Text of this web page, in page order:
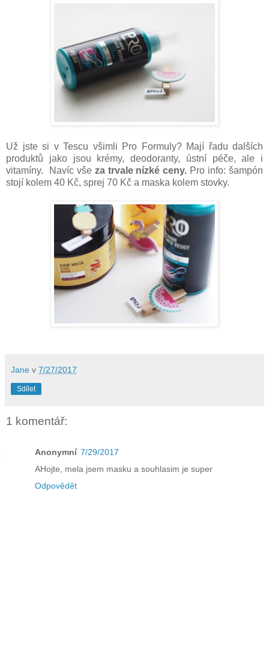
Už jste si v Tescu všimli Pro Formuly? Mají řadu dalších
produktů jako jsou krémy, deodoranty, ústní péče, ale i
vitamíny. Navíc vše za trvale nízké ceny. Pro info: šampón
stojí kolem 40 Kč, sprej 70 Kč a maska kolem stovky.
Jane v 7/27/2017
Sdílet
1 komentář:
Anonymní 7/29/2017
AHojte, mela jsem masku a souhlasim je super
Odpovědět